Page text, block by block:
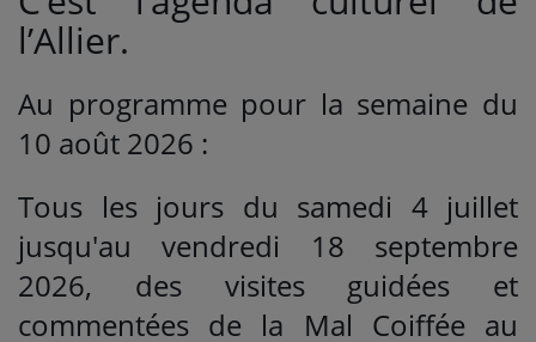
Agenda
Titres diffusés
Se connecter
l’Allier.
Au programme pour la semaine du
10 août 2026 :
Tous les jours du samedi 4 juillet
jusqu'au vendredi 18 septembre
2026, des visites guidées et
commentées de la Mal Coiffée au